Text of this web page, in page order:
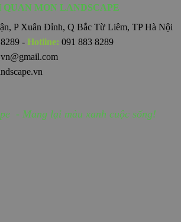
MON LANDSCAPE
P Xuân Đỉnh, Q Bắc Từ Liêm, TP Hà Nội
- Hotline: 091 883 8289
- Mang lại màu xanh cuộc sống!